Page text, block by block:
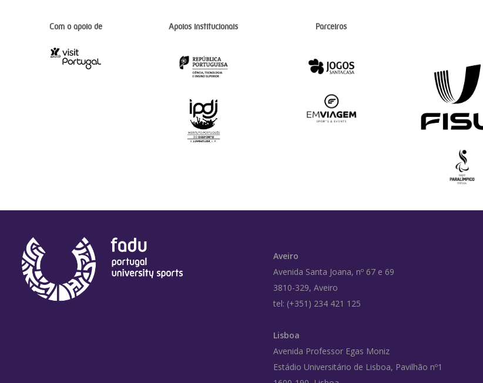
Com o apoio de Apoios institucionais Parceiros
Aveiro
Avenida Santa Joana, nº 67 e 69
3810-329, Aveiro
tel: (+351) 234 421 125
Lisboa
Avenida Professor Egas Moniz
Estádio Universitário de Lisboa, Pavilhão nº1